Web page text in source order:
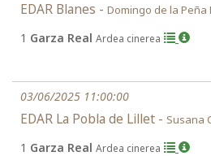
EDAR Blanes - Domingo de la Peña
1 Garza Real Ardea cinerea
03/06/2025 11:00:00
EDAR La Pobla de Lillet - Susana
1 Garza Real Ardea cinerea